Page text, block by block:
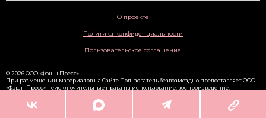
О проекте
Политика конфиденциальности
Пользовательское соглашение
© 2026 ООО «Фэшн Пресс»
При размещении материалов на Сайте Пользователь безвозмездно предоставляет ООО
«Фэшн Пресс» неисключительные права на использование, воспроизведение,
материалов и доведение их до всеобщего сведения через сайт
www.idolmedia.ru. 16+